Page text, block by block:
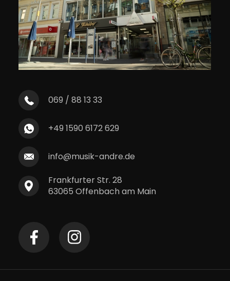
069 / 88 13 33
+49 1590 6172 629
info@musik-andre.de
Frankfurter Str. 28
63065 Offenbach am Main